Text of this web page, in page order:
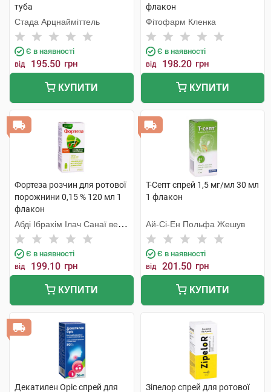
туба
Стада Арцнайміттель
Є в наявності
від 195.50 грн
КУПИТИ
флакон
Фітофарм Кленка
Є в наявності
від 198.20 грн
КУПИТИ
Фортеза розчин для ротової
порожнини 0,15 % 120 мл 1
флакон
Абді Ібрахім Ілач Санаї ве
Тіджарет
Є в наявності
від 199.10 грн
КУПИТИ
Т-Септ спрей 1,5 мг/мл 30 мл
1 флакон
Ай-Сі-Ен Польфа Жешув
Є в наявності
від 201.50 грн
КУПИТИ
Декатилен Оріс спрей для Зіпелор спрей для ротової